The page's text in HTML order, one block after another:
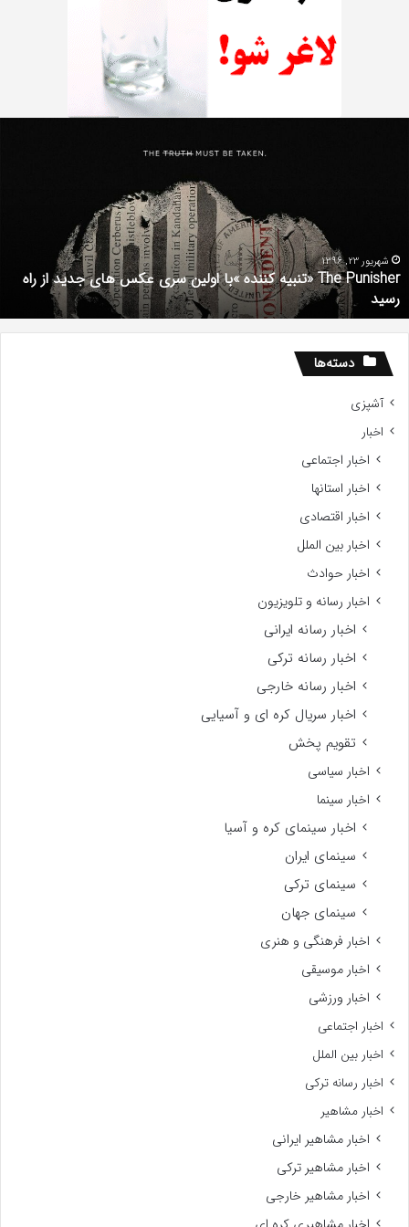
Gifted
2017شهریور 1, 1396
دانلود رایگان دوبله فارسی فیلم با استعداد Gifted 2017
دسته‌ها
آشپزی
اخبار
اخبار اجتماعی
اخبار استانها
اخبار اقتصادی
اخبار بین الملل
اخبار حوادث
اخبار رسانه و تلویزیون
اخبار رسانه ایرانی
اخبار رسانه ترکی
اخبار رسانه خارجی
اخبار سریال کره ای و آسیایی
تقویم پخش
اخبار سیاسی
اخبار سینما
اخبار سینمای کره و آسیا
سینمای ایران
سینمای ترکی
سینمای جهان
اخبار فرهنگی و هنری
اخبار موسیقی
اخبار ورزشی
اخبار اجتماعی
اخبار بین الملل
اخبار رسانه ترکی
اخبار مشاهیر
اخبار مشاهیر ایرانی
اخبار مشاهیر ترکی
اخبار مشاهیر خارجی